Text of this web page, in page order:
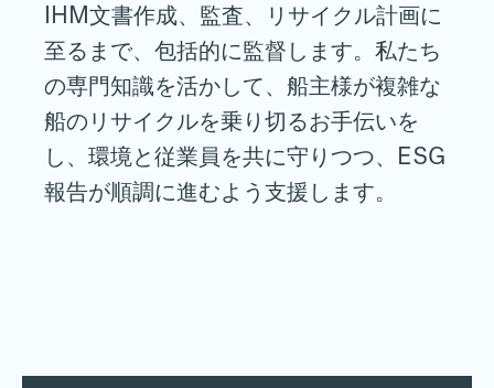
IHM文書作成、監査、リサイクル計画に
至るまで、包括的に監督します。私たち
の専門知識を活かして、船主様が複雑な
船のリサイクルを乗り切るお手伝いを
し、環境と従業員を共に守りつつ、ESG
報告が順調に進むよう支援します。